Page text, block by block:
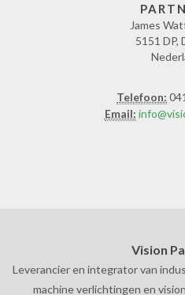
James
5151 DP,
Telefoon:
Email:
Vision
Leverancier en integrator van
machine verlichtingen en